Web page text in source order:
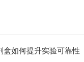
盒如何提升实验可靠性